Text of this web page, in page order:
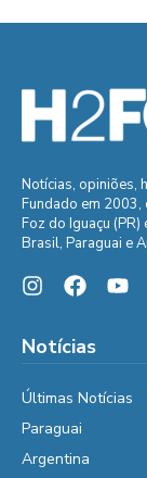
Notícias, opiniões,
Fundado em
Foz do Iguaçu
Brasil, Paraguai e
Notícias
Últimas Notícias
Paraguai
Argentina